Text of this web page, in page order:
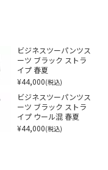
ビジネスツーパンツス
ーツ ブラック ストラ
イプ 春夏
¥44,000(税込)
ビジネスツーパンツス
ーツ ブラック ストラ
イプ ウール混 春夏
¥44,000(税込)